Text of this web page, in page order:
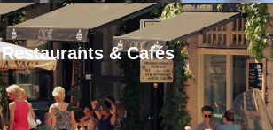
Restaurants & Cafés
2 x